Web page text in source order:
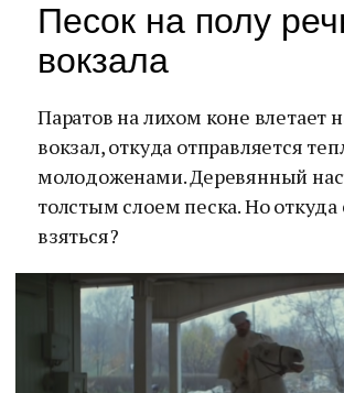
Песок на полу
вокзала
Паратов на лихом коне влетает
вокзал, откуда отправляется
молодоженами. Деревянный
толстым слоем песка. Но
взяться?